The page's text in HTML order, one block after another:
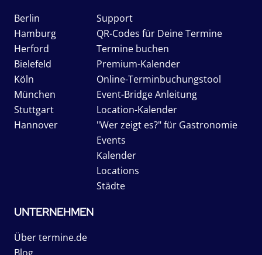
Berlin
Hamburg
Herford
Bielefeld
Köln
München
Stuttgart
Hannover
Support
QR-Codes für Deine Termine
Termine buchen
Premium-Kalender
Online-Terminbuchungstool
Event-Bridge Anleitung
Location-Kalender
"Wer zeigt es?" für Gastronomie
Events
Kalender
Locations
Städte
UNTERNEHMEN
Über termine.de
Blog